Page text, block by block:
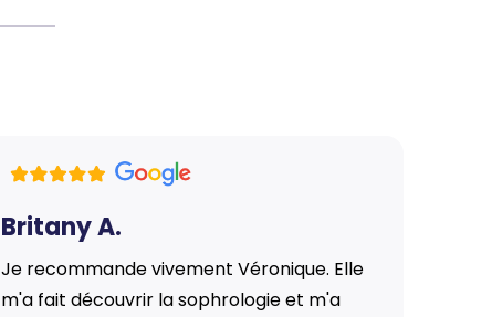
Britany A.
Je recommande vivement Véronique. Elle
m'a fait découvrir la sophrologie et m'a